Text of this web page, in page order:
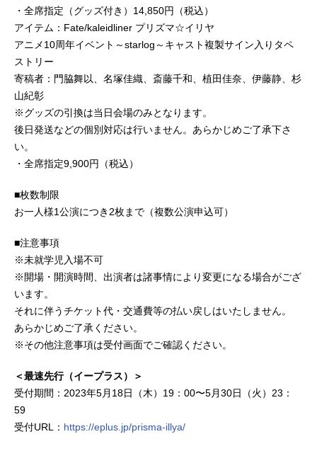
・全席指定（グッズ付き）14,850円（税込）
アイテム：Fate/kaleidliner プリズマ☆イリヤ
アニメ10周年イベント～starlog～キャスト複製サイン入りタペ
ストリー
寄稿者：門脇舞以、名塚佳織、斎藤千和、植田佳奈、伊藤静、杉
山紀彰
※グッズの引換は当日会場のみとなります。
後日発送などの個別対応は行いません。あらかじめご了承下さ
い。
・全席指定9,900円（税込）
■枚数制限
お一人様1公演につき2枚まで（複数公演申込可）
■注意事項
※未就学児入場不可
※開場・開演時間、出演者は諸事情により変更になる場合がござ
います。
それに伴うチケット代・交通費等の払い戻しはいたしません。
あらかじめご了承ください。
※その他注意事項は受付画面でご確認ください。
＜最速先行（イープラス）＞
受付期間：2023年5月18日（木）19：00〜5月30日（火）23：
59
受付URL： https://eplus.jp/prisma-illya/